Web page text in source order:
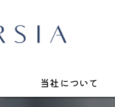
当社について